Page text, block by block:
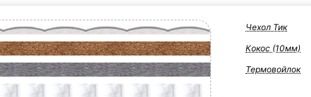
Чехол Тик
Кокос (10мм)
Термовойлок